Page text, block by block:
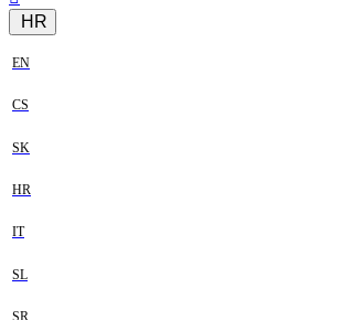
HR
EN
CS
SK
HR
IT
SL
SR